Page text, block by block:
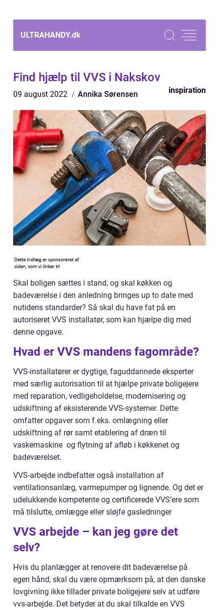
ULTRAHANDY.dk
Find hjælp til VVS i Nakskov
09 august 2022 Annika Sørensen inspiration
Skal boligen sættes i stand, og skal køkken og
badeværelse i den anledning bringes up to date med
nutidens standarder? Så skal du have fat på en
autoriseret VVS installatør, som kan hjælpe dig med
denne opgave.
Hvad er VVS mandens fagområde?
VVS-installatører er dygtige, faguddannede eksperter
med særlig autorisation til at hjælpe private boligejere
med reparation, vedligeholdelse, modernisering og
udskiftning af eksisterende VVS-systemer. Dette
omfatter opgaver som f.eks. omlægning eller
udskiftning af rør samt etablering af dræn til
vaskemaskine og flytning af afløb i køkkenet og
badeværelset.
VVS-arbejde indbefatter også installation af
ventilationsanlæg, varmepumper og lignende. Og det er
udelukkende kompetente og certificerede VVS’ere som
må tilslutte, omlægge eller sløjfe gasledninger
VVS arbejde – kan jeg gøre det
selv?
Hvis du planlægger at renovere dit badeværelse på
egen hånd, skal du være opmærksom på, at den danske
lovgivning ikke tillader private boligejere selv at udføre
vvs-arbejde. Det betyder at du skal tilkalde en VVS